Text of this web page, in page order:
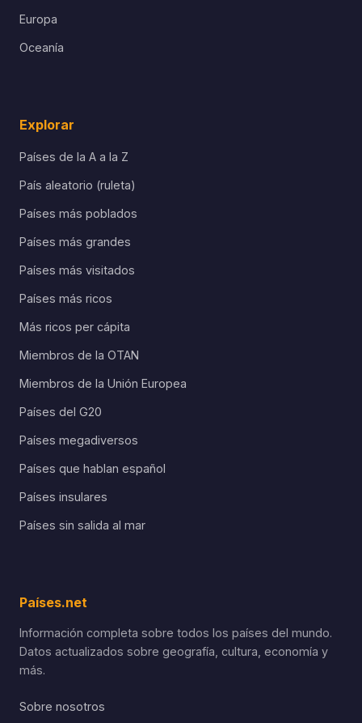
Europa
Oceanía
Explorar
Países de la A a la Z
País aleatorio (ruleta)
Países más poblados
Países más grandes
Países más visitados
Países más ricos
Más ricos per cápita
Miembros de la OTAN
Miembros de la Unión Europea
Países del G20
Países megadiversos
Países que hablan español
Países insulares
Países sin salida al mar
Países.net
Información completa sobre todos los países del mundo.
Datos actualizados sobre geografía, cultura, economía y
más.
Sobre nosotros